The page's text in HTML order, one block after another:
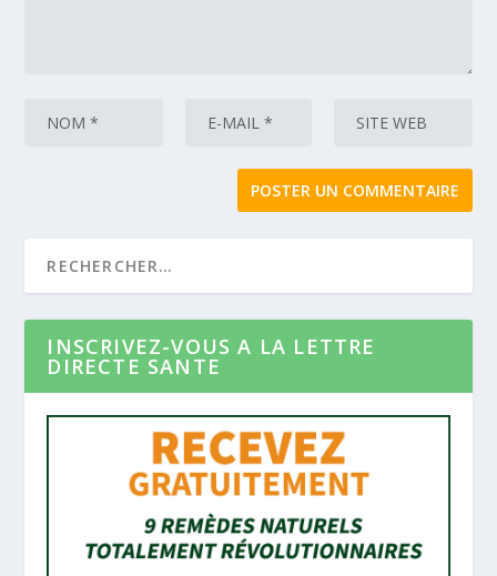
INSCRIVEZ-VOUS A LA LETTRE
DIRECTE SANTE